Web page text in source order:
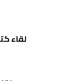
لقاء